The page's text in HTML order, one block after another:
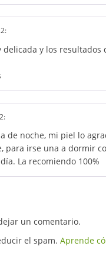
:
delicada y los resultados
:
de noche, mi piel lo
para irse una a dormir
La recomiendo 100%
un comentario.
el spam. Aprende